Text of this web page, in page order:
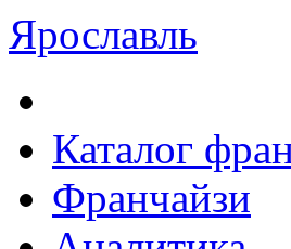
Ярославль
Каталог
Франчайзи